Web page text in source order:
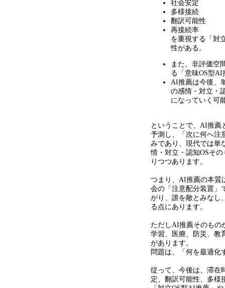
社会安定
多様接続
翻訳可能性
再接続率
を重視する「対
性がある。
また、非評価空
る「意味OS型
AI推薦は今後、
の感情・対立・
になっていく可
ということで、AI推薦
予測し、「次に何へ注
みであり、現代では単
情・対立・認知OSそ
りつつあります。
つまり、AI推薦の本質
会の「注意配分装置」
がり、誰を敵とみなし
る点にあります。
ただしAI推薦そのもの
学習、医療、防災、教
があります。
問題は、「何を最適化
従って、今後は、滞在
定、翻訳可能性、多様